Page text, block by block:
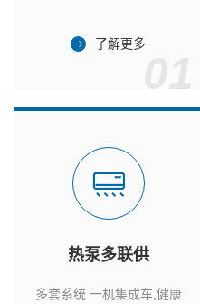
了解更多
热泵多联供
多套系统 一机集成车,健康